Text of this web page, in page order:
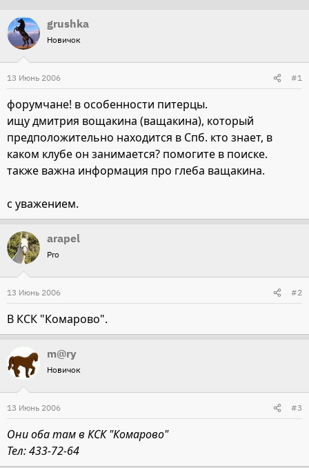
т
о
р
т
е
а
а
grushka
Новичок
13 Июнь 2006 #1
форумчане! в особенности питерцы.
ищу дмитрия вощакина (ващакина), который
предположительно находится в Спб. кто знает, в
каком клубе он занимается? помогите в поиске.
также важна информация про глеба ващакина.
с уважением.
arapel
Pro
13 Июнь 2006 #2
В КСК "Комарово".
m@ry
Новичок
13 Июнь 2006 #3
Они оба там в КСК "Комарово"
Тел: 433-72-64